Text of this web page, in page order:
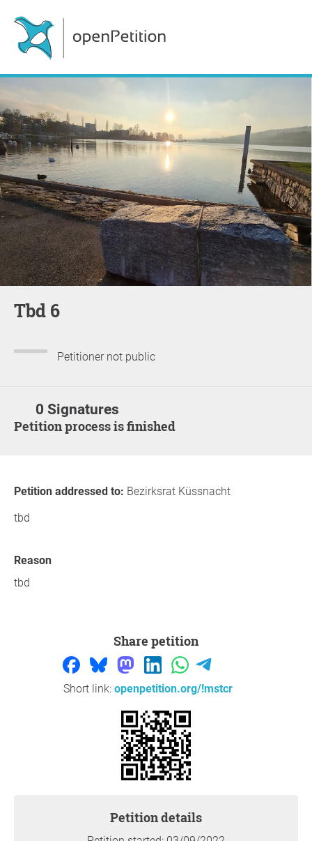
Tbd 6
Petitioner not public
0 Signatures
Petition process is finished
Petition addressed to: Bezirksrat Küssnacht
tbd
Reason
tbd
Share petition
Short link: openpetition.org/!mstcr
Petition details